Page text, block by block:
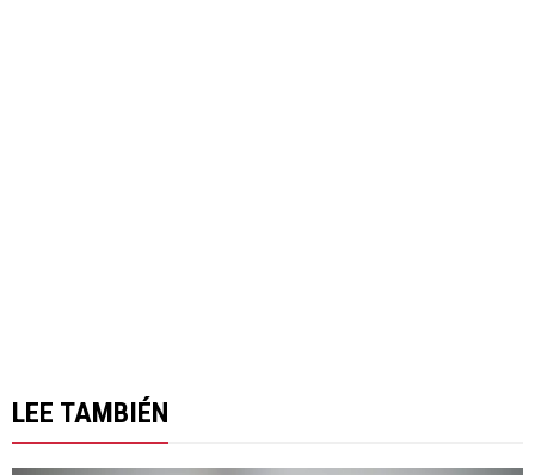
LEE TAMBIÉN